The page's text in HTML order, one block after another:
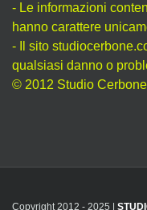
- Le informazioni
hanno carattere
- Il sito
qualsiasi danno o
© 2012 Studio
Copyright 2012 - 2025 |